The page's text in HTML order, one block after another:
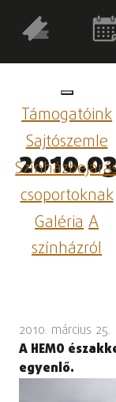
Támogatóink
Sajtószemle
csoportoknak
GalériaA
színházról
2010. március 25.
A HEMO
egyenlő.